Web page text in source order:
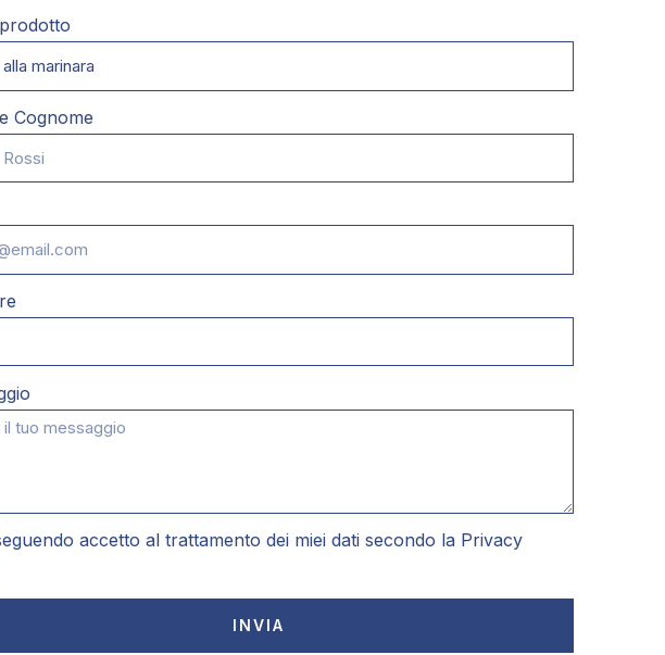
Cognome
accetto al trattamento dei miei dati secondo la Privacy
INVIA